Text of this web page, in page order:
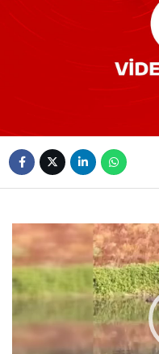
Video
oynatıcı